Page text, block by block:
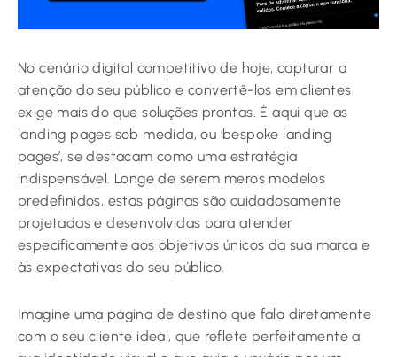
No cenário digital competitivo de hoje, capturar a
atenção do seu público e convertê-los em clientes
exige mais do que soluções prontas. É aqui que as
landing pages sob medida, ou ‘bespoke landing
pages’, se destacam como uma estratégia
indispensável. Longe de serem meros modelos
predefinidos, estas páginas são cuidadosamente
projetadas e desenvolvidas para atender
especificamente aos objetivos únicos da sua marca e
às expectativas do seu público.
Imagine uma página de destino que fala diretamente
com o seu cliente ideal, que reflete perfeitamente a